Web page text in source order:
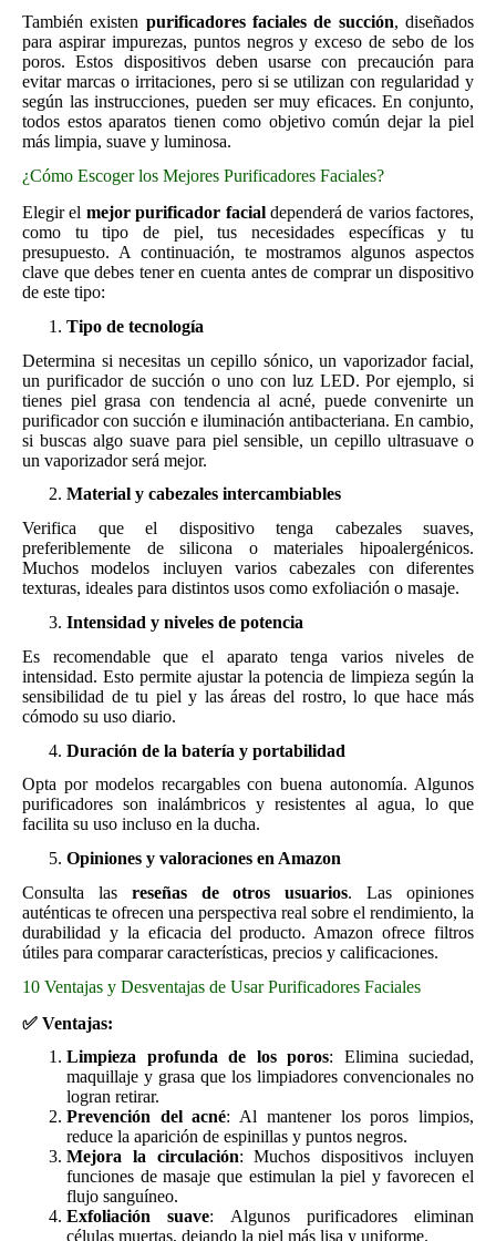
También existen purificadores faciales de succión, diseñados
para aspirar impurezas, puntos negros y exceso de sebo de los
poros. Estos dispositivos deben usarse con precaución para
evitar marcas o irritaciones, pero si se utilizan con regularidad y
según las instrucciones, pueden ser muy eficaces. En conjunto,
todos estos aparatos tienen como objetivo común dejar la piel
más limpia, suave y luminosa.
¿Cómo Escoger los Mejores Purificadores Faciales?
Elegir el mejor purificador facialdependerá de varios factores,
como tu tipo de piel, tus necesidades específicas y tu
presupuesto. A continuación, te mostramos algunos aspectos
clave que debes tener en cuenta antes de comprar un dispositivo
de este tipo:
Tipo de tecnología
Determina si necesitas un cepillo sónico, un vaporizador facial,
un purificador de succión o uno con luz LED. Por ejemplo, si
tienes piel grasa con tendencia al acné, puede convenirte un
purificador con succión e iluminación antibacteriana. En cambio,
si buscas algo suave para piel sensible, un cepillo ultrasuave o
un vaporizador será mejor.
Material y cabezales intercambiables
Verifica que el dispositivo tenga cabezales suaves,
preferiblemente de silicona o materiales hipoalergénicos.
Muchos modelos incluyen varios cabezales con diferentes
texturas, ideales para distintos usos como exfoliación o masaje.
Intensidad y niveles de potencia
Es recomendable que el aparato tenga varios niveles de
intensidad. Esto permite ajustar la potencia de limpieza según la
sensibilidad de tu piel y las áreas del rostro, lo que hace más
cómodo su uso diario.
Duración de la batería y portabilidad
Opta por modelos recargables con buena autonomía. Algunos
purificadores son inalámbricos y resistentes al agua, lo que
facilita su uso incluso en la ducha.
Opiniones y valoraciones en Amazon
Consulta las reseñas de otros usuarios. Las opiniones
auténticas te ofrecen una perspectiva real sobre el rendimiento, la
durabilidad y la eficacia del producto. Amazon ofrece filtros
útiles para comparar características, precios y calificaciones.
10 Ventajas y Desventajas de Usar Purificadores Faciales
✅ Ventajas:
Limpieza profunda de los poros: Elimina suciedad,
maquillaje y grasa que los limpiadores convencionales no
logran retirar.
Prevención del acné: Al mantener los poros limpios,
reduce la aparición de espinillas y puntos negros.
Mejora la circulación: Muchos dispositivos incluyen
funciones de masaje que estimulan la piel y favorecen el
flujo sanguíneo.
Exfoliación suave: Algunos purificadores eliminan
células muertas, dejando la piel más lisa y uniforme.